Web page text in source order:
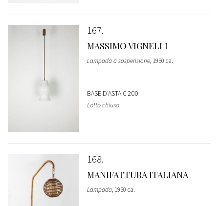
167
MASSIMO VIGNELLI
Lampada a sospensione, 1950 ca.
BASE D'ASTA€ 200
Lotto chiuso
168
MANIFATTURA ITALIANA
Lampada, 1950 ca.